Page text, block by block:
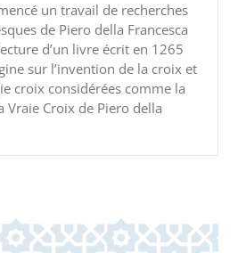
un travail de recherches
de Piero della Francesca
d’un livre écrit en 1265
sur l’invention de la croix et
croix considérées comme la
Vraie Croix de Piero della